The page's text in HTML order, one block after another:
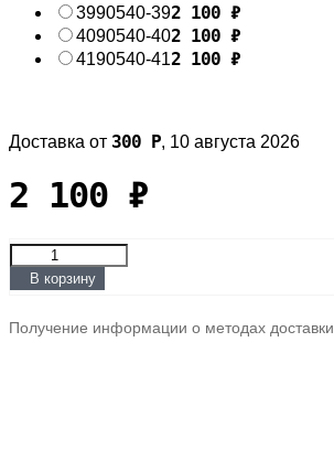
3990540-392 100 ₽
4090540-402 100 ₽
4190540-412 100 ₽
Доставка от 300 Р, 10 августа 2026
2 100 ₽
В корзину
Получение информации о методах доставки